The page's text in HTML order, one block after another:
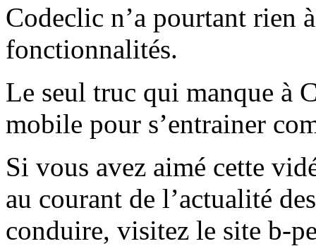
Codeclic n’a pourtant rien
fonctionnalités.
Le seul truc qui manque à
mobile pour s’entrainer
Si vous avez aimé cette
au courant de l’actualité
conduire, visitez le site b-